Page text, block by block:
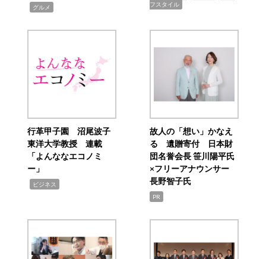
グルメ
フスタイル
行革甲子園 沼尾波子
東洋大学教授 連載
「よんななエコノミ
ー」
ビジネス
故人の「想い」かなえ
る 遺贈寄付 日本財
団名誉会長 笹川陽平氏
×フリーアナウンサー
長野智子氏
PR